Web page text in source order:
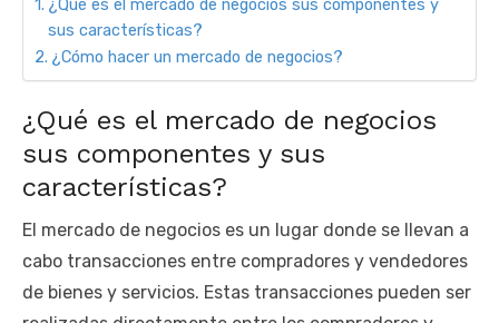
¿Qué es el mercado de negocios sus componentes y
sus características?
¿Cómo hacer un mercado de negocios?
¿Qué es el mercado de negocios
sus componentes y sus
características?
El mercado de negocios es un lugar donde se llevan a
cabo transacciones entre compradores y vendedores
de bienes y servicios. Estas transacciones pueden ser